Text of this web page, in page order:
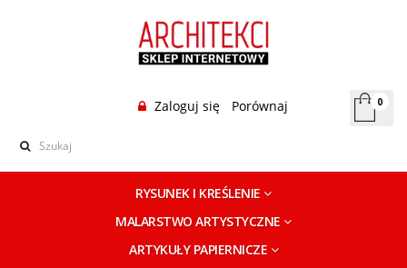
Zaloguj się Porównaj 0
RYSUNEK I KREŚLENIE
MALARSTWO ARTYSTYCZNE
ARTYKUŁY PAPIERNICZE